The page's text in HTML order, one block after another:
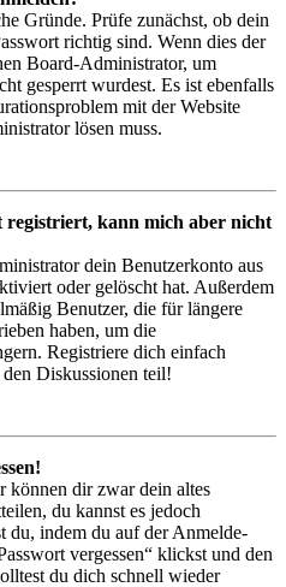
Gründe. Prüfe zunächst, ob dein
richtig sind. Wenn dies der
Board-Administrator, um
gesperrt wurdest. Es ist ebenfalls
mit der Website
lösen muss.
registriert, kann mich aber nicht
dein Benutzerkonto aus
oder gelöscht hat. Außerdem
Benutzer, die für längere
haben, um die
Registriere dich einfach
Diskussionen teil!
können dir zwar dein altes
du kannst es jedoch
du, indem du auf der Anmelde-
vergessen“ klickst und den
du dich schnell wieder